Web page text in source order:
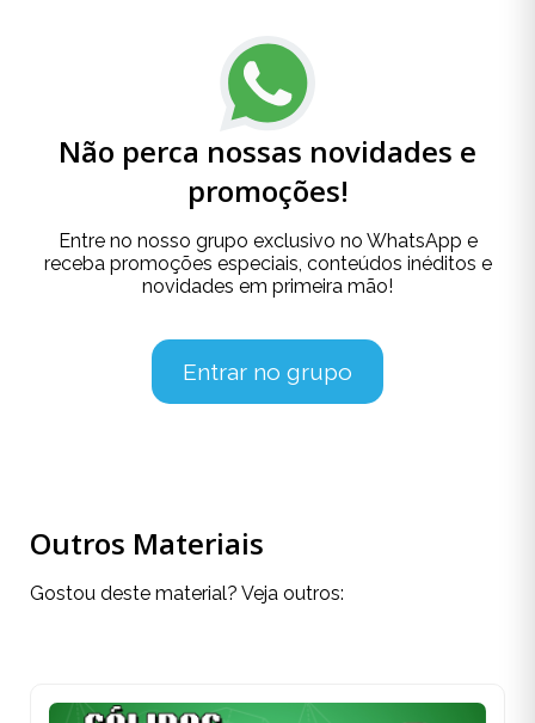
Não perca nossas novidades e
promoções!
Entre no nosso grupo exclusivo no WhatsApp e
receba promoções especiais, conteúdos inéditos e
novidades em primeira mão!
Entrar no grupo
Outros Materiais
Gostou deste material? Veja outros: